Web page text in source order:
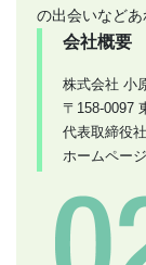
の出会いなどあ
会社概要
株式会社 小
〒158-0097
代表取締役
ホームページ